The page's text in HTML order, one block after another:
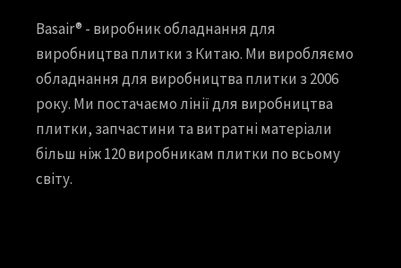
Basair® - виробник обладнання для
виробництва плитки з Китаю. Ми виробляємо
обладнання для виробництва плитки з 2006
року. Ми постачаємо лінії для виробництва
плитки, запчастини та витратні матеріали
більш ніж 120 виробникам плитки по всьому
світу.